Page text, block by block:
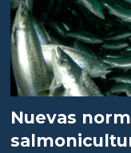
Nuevas